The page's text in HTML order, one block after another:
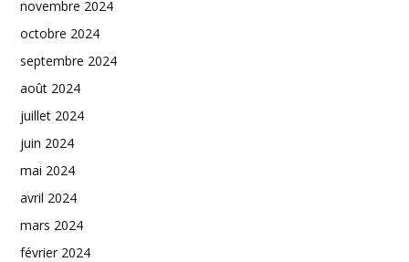
novembre 2024
octobre 2024
septembre 2024
août 2024
juillet 2024
juin 2024
mai 2024
avril 2024
mars 2024
février 2024